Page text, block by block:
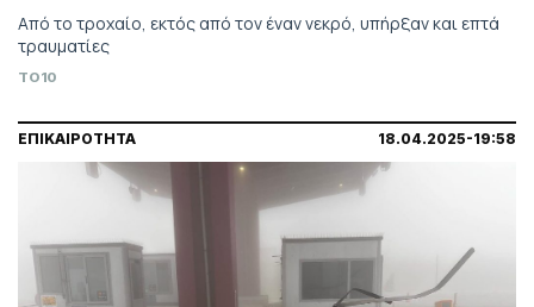
Από το τροχαίο, εκτός από τον έναν νεκρό, υπήρξαν και επτά
τραυματίες
TO10
ΕΠΙΚΑΙΡΟΤΗΤΑ 18.04.2025-19:58